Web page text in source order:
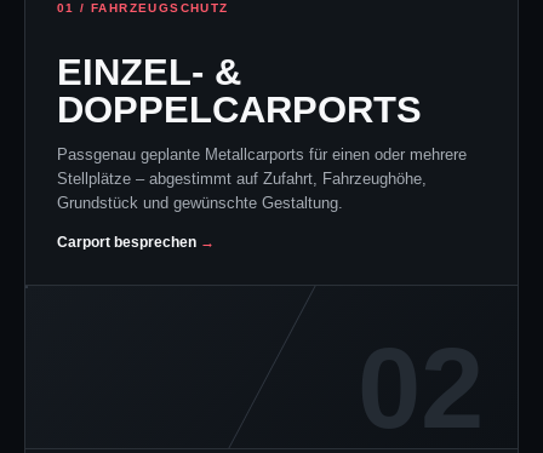
01 / FAHRZEUGSCHUTZ
EINZEL- &
DOPPELCARPORTS
Passgenau geplante Metallcarports für einen oder mehrere
Stellplätze – abgestimmt auf Zufahrt, Fahrzeughöhe,
Grundstück und gewünschte Gestaltung.
Carport besprechen
02